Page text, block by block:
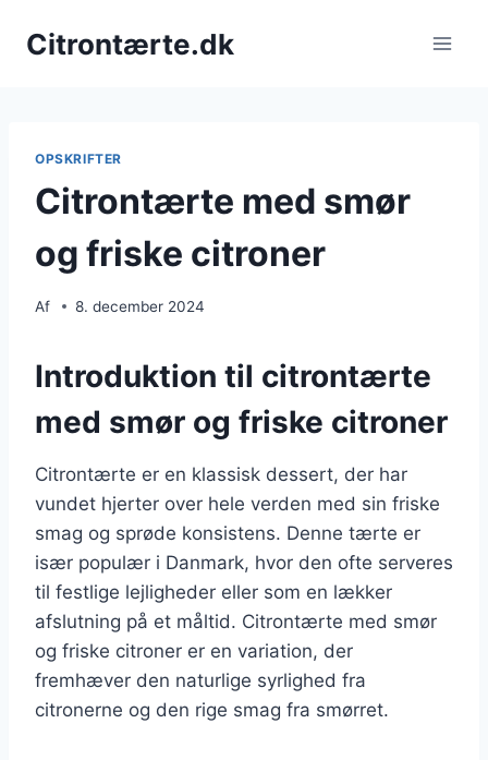
Citrontærte.dk
OPSKRIFTER
Citrontærte med smør
og friske citroner
Af 8. december 2024
Introduktion til citrontærte
med smør og friske citroner
Citrontærte er en klassisk dessert, der har
vundet hjerter over hele verden med sin friske
smag og sprøde konsistens. Denne tærte er
især populær i Danmark, hvor den ofte serveres
til festlige lejligheder eller som en lækker
afslutning på et måltid. Citrontærte med smør
og friske citroner er en variation, der
fremhæver den naturlige syrlighed fra
citronerne og den rige smag fra smørret.